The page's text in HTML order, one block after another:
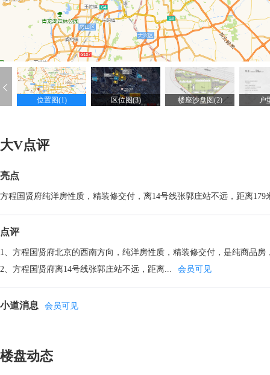
位置图(1) 区位图(3) 楼座沙盘图(2) 户
大V点评
亮点
方程国贤府纯洋房性质，精装修交付，离14号线张郭庄站不远，距离
点评
1、方程国贤府北京的西南方向，纯洋房性质，精装修交付，是纯商品
2、方程国贤府离14号线张郭庄站不远，距离...
会员可见
小道消息 会员可见
楼盘动态